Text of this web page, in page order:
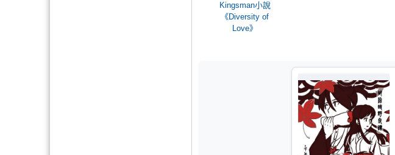
Kingsman小說
《Diversity of
Love》